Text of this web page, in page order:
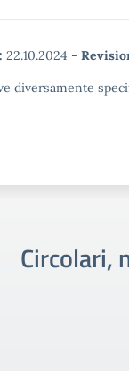
22.10.2024 -
diversamente
Circolari,